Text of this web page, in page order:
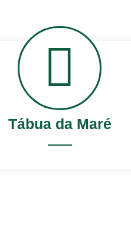
Tábua da Maré